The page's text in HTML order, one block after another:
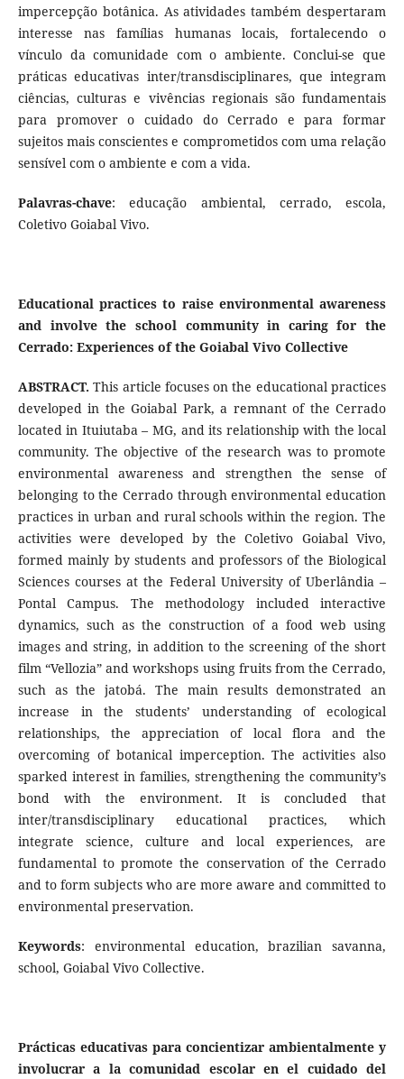
impercepção botânica. As atividades também despertaram
interesse nas famílias humanas locais, fortalecendo o
vínculo da comunidade com o ambiente. Conclui-se que
práticas educativas inter/transdisciplinares, que integram
ciências, culturas e vivências regionais são fundamentais
para promover o cuidado do Cerrado e para formar
sujeitos mais conscientes e comprometidos com uma relação
sensível com o ambiente e com a vida.
Palavras-chave: educação ambiental, cerrado, escola,
Coletivo Goiabal Vivo.
Educational practices to raise environmental awareness
and involve the school community in caring for the
Cerrado: Experiences of the Goiabal Vivo Collective
ABSTRACT.This article focuses on the educational practices
developed in the Goiabal Park, a remnant of the Cerrado
located in Ituiutaba – MG, and its relationship with the local
community. The objective of the research was to promote
environmental awareness and strengthen the sense of
belonging to the Cerrado through environmental education
practices in urban and rural schools within the region. The
activities were developed by the Coletivo Goiabal Vivo,
formed mainly by students and professors of the Biological
Sciences courses at the Federal University of Uberlândia –
Pontal Campus. The methodology included interactive
dynamics, such as the construction of a food web using
images and string, in addition to the screening of the short
film “Vellozia” and workshops using fruits from the Cerrado,
such as the jatobá. The main results demonstrated an
increase in the students’ understanding of ecological
relationships, the appreciation of local flora and the
overcoming of botanical imperception. The activities also
sparked interest in families, strengthening the community’s
bond with the environment. It is concluded that
inter/transdisciplinary educational practices, which
integrate science, culture and local experiences, are
fundamental to promote the conservation of the Cerrado
and to form subjects who are more aware and committed to
environmental preservation.
Keywords: environmental education, brazilian savanna,
school, Goiabal Vivo Collective.
Prácticas educativas para concientizar ambientalmente y
involucrar a la comunidad escolar en el cuidado del